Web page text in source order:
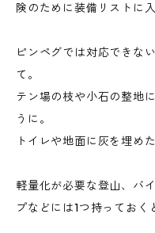
険のために装備リストに
ピンペグでは対応できな
て。
テン場の枝や小石の整地
うに。
トイレや地面に灰を埋め
軽量化が必要な登山、バ
プなどには1つ持っておく